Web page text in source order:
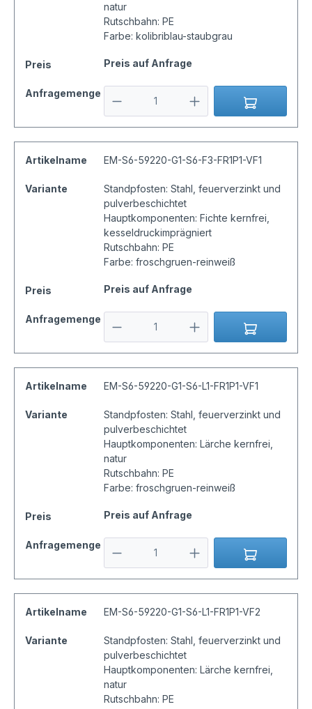
natur
Rutschbahn: PE
Farbe: kolibriblau-staubgrau
Preis Preis auf Anfrage
Anfragemenge
Artikelname EM-S6-59220-G1-S6-F3-FR1P1-VF1
Variante
Standpfosten: Stahl, feuerverzinkt und
pulverbeschichtet
Hauptkomponenten: Fichte kernfrei,
kesseldruckimprägniert
Rutschbahn: PE
Farbe: froschgruen-reinweiß
Preis Preis auf Anfrage
Anfragemenge
Artikelname EM-S6-59220-G1-S6-L1-FR1P1-VF1
Variante
Standpfosten: Stahl, feuerverzinkt und
pulverbeschichtet
Hauptkomponenten: Lärche kernfrei,
natur
Rutschbahn: PE
Farbe: froschgruen-reinweiß
Preis Preis auf Anfrage
Anfragemenge
Artikelname EM-S6-59220-G1-S6-L1-FR1P1-VF2
Variante
Standpfosten: Stahl, feuerverzinkt und
pulverbeschichtet
Hauptkomponenten: Lärche kernfrei,
natur
Rutschbahn: PE